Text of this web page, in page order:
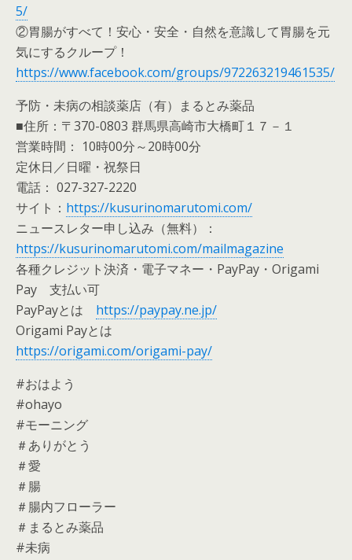
5/
②胃腸がすべて！安心・安全・自然を意識して胃腸を元
気にするクループ！
https://www.facebook.com/groups/972263219461535/
予防・未病の相談薬店（有）まるとみ薬品
■住所：〒370-0803 群馬県高崎市大橋町１７－１
営業時間： 10時00分～20時00分
定休日／日曜・祝祭日
電話： 027-327-2220
サイト： https://kusurinomarutomi.com/
ニュースレター申し込み（無料）：
https://kusurinomarutomi.com/mailmagazine
各種クレジット決済・電子マネー・PayPay・Origami
Pay 支払い可
PayPayとは https://paypay.ne.jp/
Origami Payとは
https://origami.com/origami-pay/
#おはよう
#ohayo
#モーニング
＃ありがとう
＃愛
＃腸
＃腸内フローラー
＃まるとみ薬品
#未病